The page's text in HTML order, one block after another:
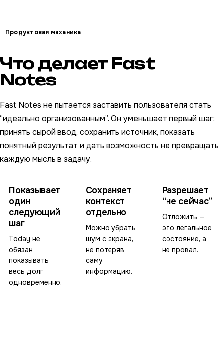
Продуктовая механика
Что делает Fast
Notes
Fast Notes не пытается заставить пользователя стать
“идеально организованным”. Он уменьшает первый шаг:
принять сырой ввод, сохранить источник, показать
понятный результат и дать возможность не превращать
каждую мысль в задачу.
Показывает
один
следующий
шаг
Today не
обязан
показывать
весь долг
одновременно.
Сохраняет
контекст
отдельно
Можно убрать
шум с экрана,
не потеряв
саму
информацию.
Разрешает
“не сейчас”
Отложить —
это легальное
состояние, а
не провал.